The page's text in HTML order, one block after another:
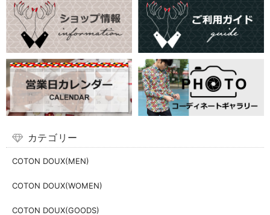
カテゴリー
COTON DOUX(MEN)
COTON DOUX(WOMEN)
COTON DOUX(GOODS)